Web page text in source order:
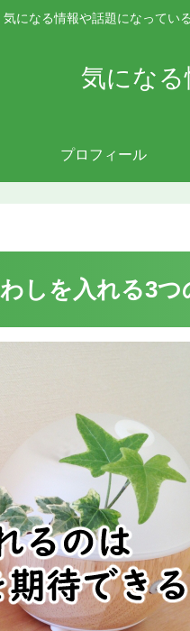
気になる情報や話題になってい
気にな
プロフィール
しを入れる3